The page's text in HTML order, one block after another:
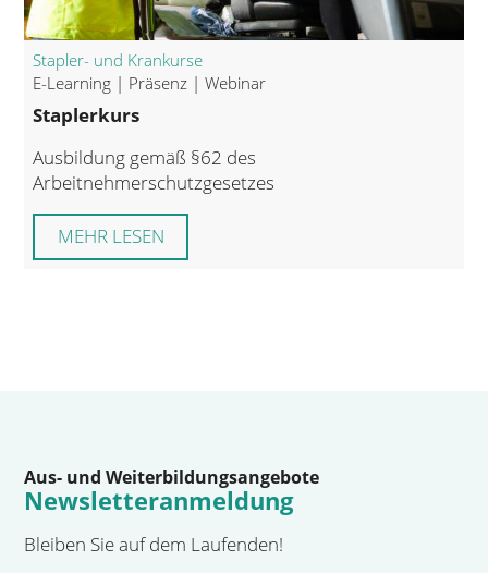
Stapler- und Krankurse
E-Learning | Präsenz | Webinar
Staplerkurs
Ausbildung gemäß §62 des
Arbeitnehmerschutzgesetzes
MEHR LESEN
Aus- und Weiterbildungsangebote
Newsletteranmeldung
Bleiben Sie auf dem Laufenden!